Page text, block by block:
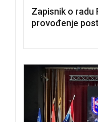
Zapisnik o radu
provođenje